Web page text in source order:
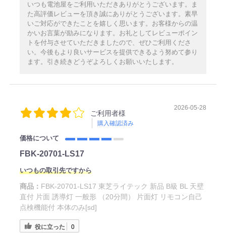
いつも電池屋をご利用いただきありがとうございます。ま
た高評価レビューを頂き誠にありがとうございます。素早
いご対応ができたことを嬉しく思います。お客様からの温
かいお言葉が励みになります。お礼としてレビューポイン
トを付与させていただきましたので、ぜひご利用くださ
い。今後もより良いサービスを提供できるよう努めて参り
ます。引き続きどうぞよろしくお願いいたします。
ご利用者様
購入確認済み
2026-05-28
価格について
FBK-20701-LS17
いつもの取引先ですから
商品： FBK-20701-LS17 東芝ライテック 新品 B級 BL 天壁
直付 片面 誘導灯 一般形 （20分間） 片面灯 リモコン自己
点検機能付 本体のみ[sd]
役に立った 0